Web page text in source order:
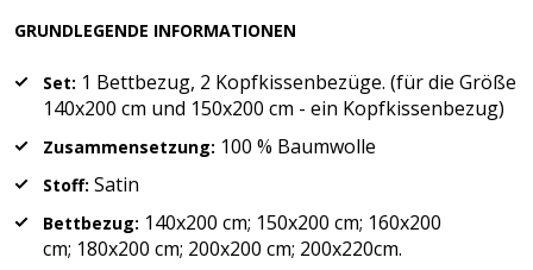
GRUNDLEGENDE INFORMATIONEN
Set: 1 Bettbezug, 2 Kopfkissenbezüge. (für die Größe
140x200 cm und 150x200 cm - ein Kopfkissenbezug)
Zusammensetzung: 100 % Baumwolle
Stoff: Satin
Bettbezug: 140x200 cm; 150x200 cm; 160x200
cm; 180x200 cm; 200x200 cm; 200x220cm.